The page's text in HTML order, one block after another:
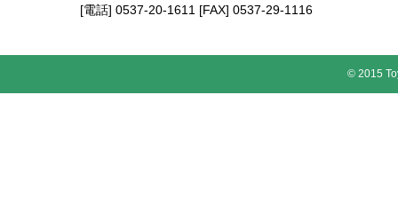
[電話] 0537-20-1611 [FAX] 0537-29-1116
© 2015